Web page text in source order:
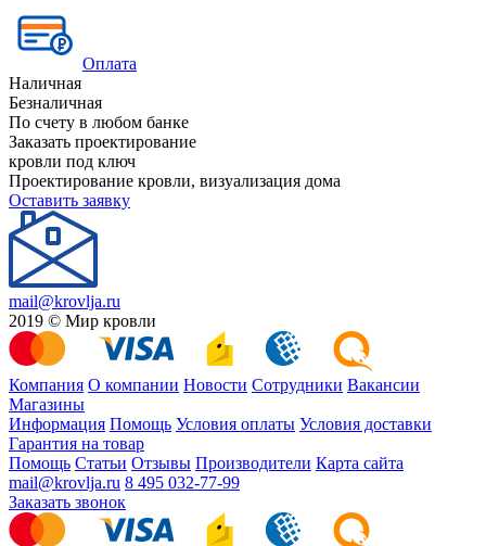
Оплата
Наличная
Безналичная
По счету в любом банке
Заказать проектирование
кровли под ключ
Проектирование кровли, визуализация дома
Оставить заявку
mail@krovlja.ru
2019 © Мир кровли
Компания О компании Новости Сотрудники Вакансии
Магазины
Информация Помощь Условия оплаты Условия доставки
Гарантия на товар
Помощь Статьи Отзывы Производители Карта сайта
mail@krovlja.ru 8 495 032-77-99
Заказать звонок